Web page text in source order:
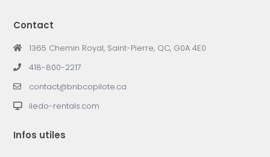
Contact
1365 Chemin Royal, Saint-Pierre, QC, G0A 4E0
418-800-2217
contact@bnbcopilote.ca
iledo-rentals.com
Infos utiles